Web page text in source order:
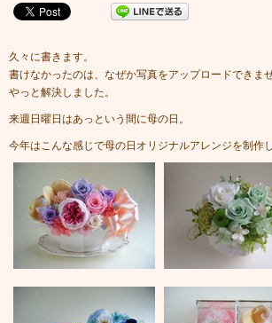
久々に書きます。
書けなかったのは、なぜか写真をアップロードできま
やっと解決しました。
来週日曜日はあっという間に母の日。
今年はこんな感じで母の日オリジナルアレンジを制作